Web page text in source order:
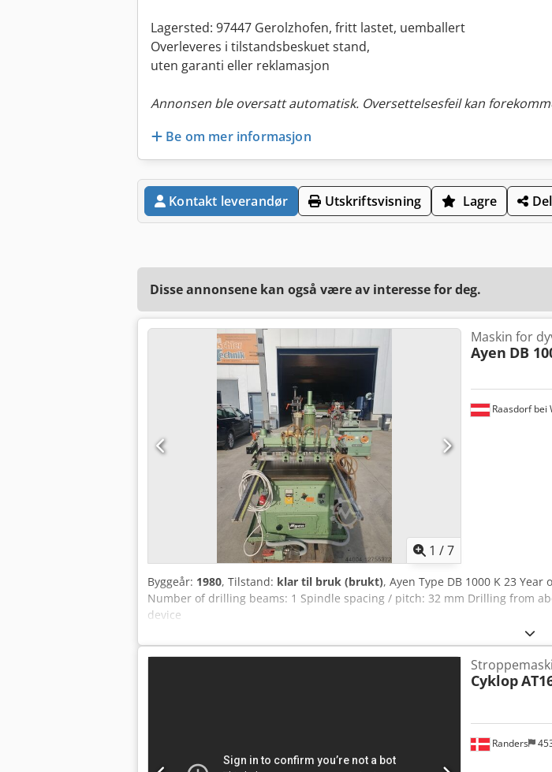
Lagersted: 97447 Gerolzhofen, fritt lastet, uemballert
Overleveres i tilstandsbeskuet stand,
uten garanti eller reklamasjon
Annonsen ble oversatt automatisk. Oversettelsesfeil kan
Be om mer informasjon
Kontakt leverandør Utskriftsvisning Lagre Del
Disse annonsene kan også være av interesse for deg.
1 /7
Raasdorf bei
Maskin for
Ayen DB
Byggeår: 1980, Tilstand: klar til bruk (brukt), Ayen Type DB 1000 K 23
Number of drilling beams: 1 Spindle spacing / pitch: 32 mm Drilling from
device
Randers
Cyklop